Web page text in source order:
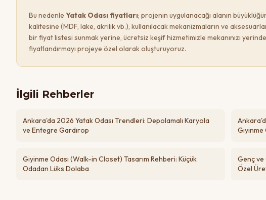
Bu nedenle Yatak Odasıfiyatları; projenin uygulanacağı alanın
kalitesine (MDF, lake, akrilik vb.), kullanılacak mekanizmaların ve
bir fiyat listesi sunmak yerine, ücretsiz keşif hizmetimizle mekanınızı
fiyatlandırmayı projeye özel olarak oluşturuyoruz.
İlgili Rehberler
Ankara'da 2026 Yatak Odası Trendleri: Depolamalı Karyola
ve Entegre Gardırop
Giyinme
Giyinme Odası (Walk-in Closet) Tasarım Rehberi: Küçük
Odadan Lüks Dolaba
Genç ve
Özel